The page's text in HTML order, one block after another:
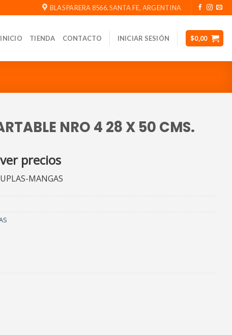
BLAS PARERA 8566. SANTA FE, ARGENTINA
INICIO TIENDA CONTACTO INICIAR SESIÓN $0,00
NRO 4 28 X 50 CMS.
precios
MANGAS